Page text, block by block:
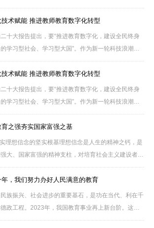
革的驱动力，教育数字化正在重塑新时代教育，推动
展的着力点向全面提高自主培养、培养拔尖......
技术赋能 推进教师教育数字化转型
十大报告提出，要“推进教育数字化，建设全民终身
学习型社会、学习型大国”。作为新一轮科技浪潮和
革的驱动力，教育数字化正在重塑新时代教育，推动
展的着力点向全面提高自主培养、培养拔尖......
技术赋能 推进教师教育数字化转型
十大报告提出，要“推进教育数字化，建设全民终身
学习型社会、学习型大国”。作为新一轮科技浪潮和
革的驱动力，教育数字化正在重塑新时代教育，推动
展的着力点向全面提高自主培养、培养拔尖......
育之强夯实国家富强之基
理想信念的坚实根基理想信念是人生的精神之钙，是
大、国家富强的精神支柱，对培育社会主义建设者和
具有举旗定向的作用，也为抵御意识形态领域风险挑
坚强保障。通过加强思想道德教育、深化历......
年，我们努力办好人民满意的教育
族振兴、社会进步的重要基石，是功在当代、利在千
政工程。2023年，我国教育事业再上新台阶。这一
学教育工作持续推进，为学生的科学梦想插上翅膀；